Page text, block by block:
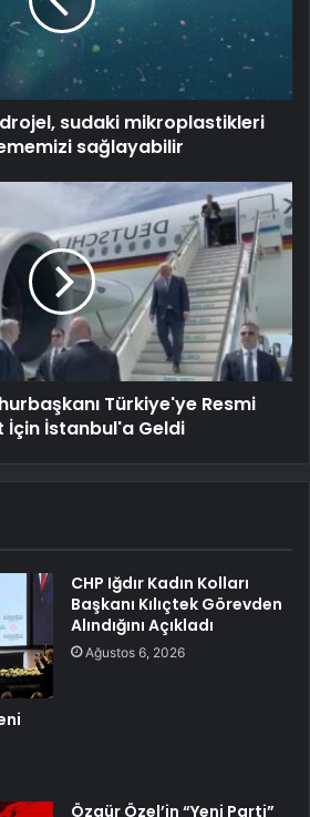
sudaki mikroplastikleri
sağlayabilir
Türkiye'ye Resmi
İçin İstanbul'a Geldi
CHP Iğdır Kadın Kolları
Başkanı Kılıçtek Görevden
Alındığını Açıkladı
Ağustos 6, 2026
Özgür Özel’in “Yeni Parti”